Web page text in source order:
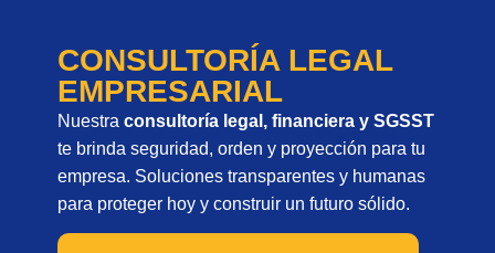
CONSULTORÍA LEGAL
EMPRESARIAL
Nuestraconsultoría legal, financiera y SGSST
te brinda seguridad, orden y proyección para tu
empresa. Soluciones transparentes y humanas
para proteger hoy y construir un futuro sólido.